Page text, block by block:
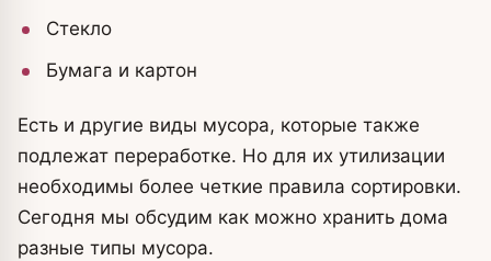
Стекло
Бумага и картон
Есть и другие виды мусора, которые также
подлежат переработке. Но для их утилизации
необходимы более четкие правила сортировки.
Сегодня мы обсудим как можно хранить дома
разные типы мусора.